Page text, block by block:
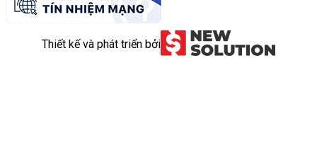
Thiết kế và phát triển bởi